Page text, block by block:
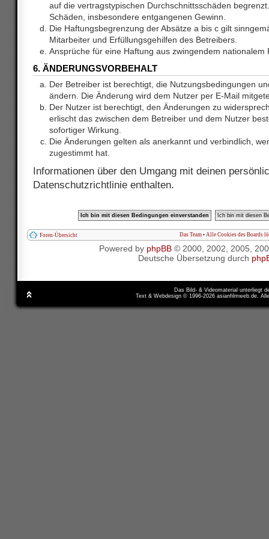
auf die vertragstypischen Durchschnittsschäden
Schäden, insbesondere entgangenen Gewinn.
Die Haftungsbegrenzung der Absätze a bis c gilt
Mitarbeiter und Erfüllungsgehilfen des Betreibers.
Ansprüche für eine Haftung aus zwingendem nationalem
6. ÄNDERUNGSVORBEHALT
Der Betreiber ist berechtigt, die Nutzungsbedingungen
ändern. Die Änderung wird dem Nutzer per E-Mail
Der Nutzer ist berechtigt, den Änderungen zu
erlischt das zwischen dem Betreiber und dem Nutzer
sofortiger Wirkung.
Die Änderungen gelten als anerkannt und verbindlich,
zugestimmt hat.
Informationen über den Umgang mit deinen
Datenschutzrichtlinie enthalten.
Foren-Übersicht Das Team • Alle Cookies des Boards
Powered by phpBB© 2000, 2002, 2005,
Deutsche Übersetzung durch
Das Bild- & Videomaterial unterliegt
Text & Webdesign © 1996-2026 asianfilmweb.de.